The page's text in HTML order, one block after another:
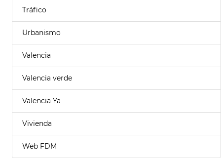
Tráfico
Urbanismo
Valencia
Valencia verde
Valencia Ya
Vivienda
Web FDM